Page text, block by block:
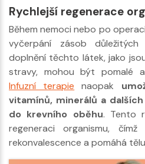
Rychlejší regenerace
Během nemoci nebo po
vyčerpání zásob
doplnění těchto látek, jako
stravy, mohou být pomalé
Infuzní terapie naopak
vitamínů, minerálů a
do krevního oběhu. Tento
regeneraci organismu,
rekonvalescence a pomáhá